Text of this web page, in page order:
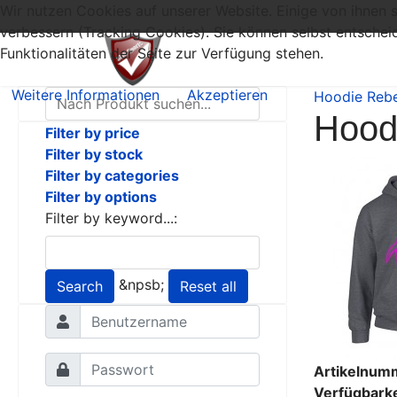
Filter by price
Filter by stock
Filter by categories
Filter by options
Filter by keyword...:
Search &npsb; Reset all
Hoodie
Wir nutzen Cookies auf unserer Website. Einige von
verbessern (Tracking Cookies). Sie können selbst
Funktionalitäten der Seite zur Verfügung stehen.
Weitere Informationen Akzeptieren